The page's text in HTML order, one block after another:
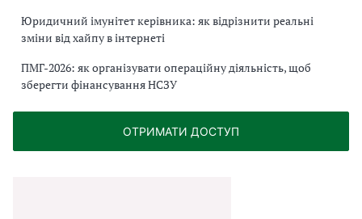
Юридичний імунітет керівника: як відрізнити реальні
зміни від хайпу в інтернеті
ПМГ-2026: як організувати операційну діяльність, щоб
зберегти фінансування НСЗУ
ОТРИМАТИ ДОСТУП